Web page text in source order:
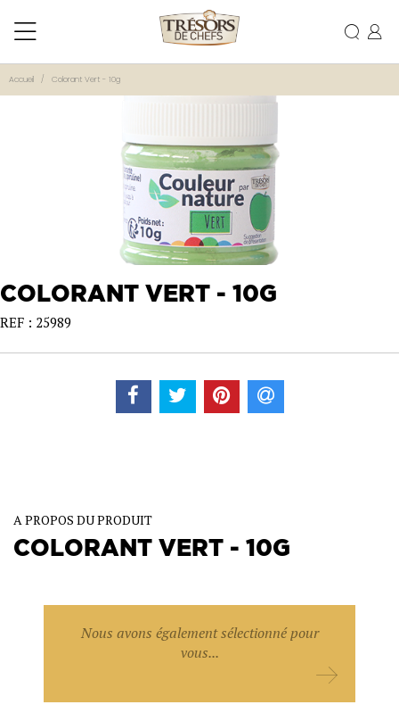
Accueil Colorant Vert - 10g
COLORANT VERT - 10G
REF : 25989
A PROPOS DU PRODUIT
COLORANT VERT - 10G
Nous avons également sélectionné pour
vous...